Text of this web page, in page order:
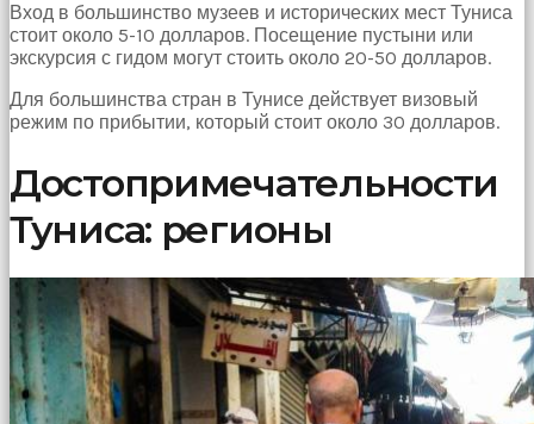
kız
gebelik
hastanesinin
yolunu
tutar.
Вход в большинство музеев и исторических мест Туниса
стоит около 5-10 долларов. Посещение пустыни или
экскурсия с гидом могут стоить около 20-50 долларов.
Для большинства стран в Тунисе действует визовый
режим по прибытии, который стоит около 30 долларов.
Достопримечательности
Туниса: регионы